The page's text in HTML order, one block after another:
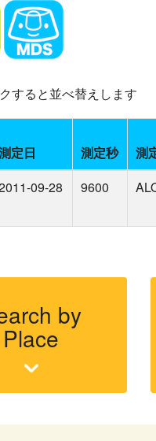
すると並べ替えします
定日 測定秒 測
09-28 9600
by
Place